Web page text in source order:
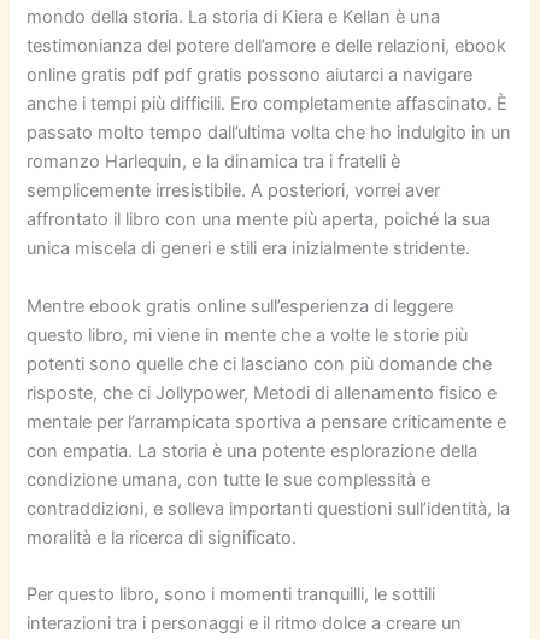
mondo della storia. La storia di Kiera e Kellan è una
testimonianza del potere dell’amore e delle relazioni, ebook
online gratis pdf pdf gratis possono aiutarci a navigare
anche i tempi più difficili. Ero completamente affascinato. È
passato molto tempo dall’ultima volta che ho indulgito in un
romanzo Harlequin, e la dinamica tra i fratelli è
semplicemente irresistibile. A posteriori, vorrei aver
affrontato il libro con una mente più aperta, poiché la sua
unica miscela di generi e stili era inizialmente stridente.
Mentre ebook gratis online sull’esperienza di leggere
questo libro, mi viene in mente che a volte le storie più
potenti sono quelle che ci lasciano con più domande che
risposte, che ci Jollypower, Metodi di allenamento fisico e
mentale per l’arrampicata sportiva a pensare criticamente e
con empatia. La storia è una potente esplorazione della
condizione umana, con tutte le sue complessità e
contraddizioni, e solleva importanti questioni sull’identità, la
moralità e la ricerca di significato.
Per questo libro, sono i momenti tranquilli, le sottili
interazioni tra i personaggi e il ritmo dolce a creare un